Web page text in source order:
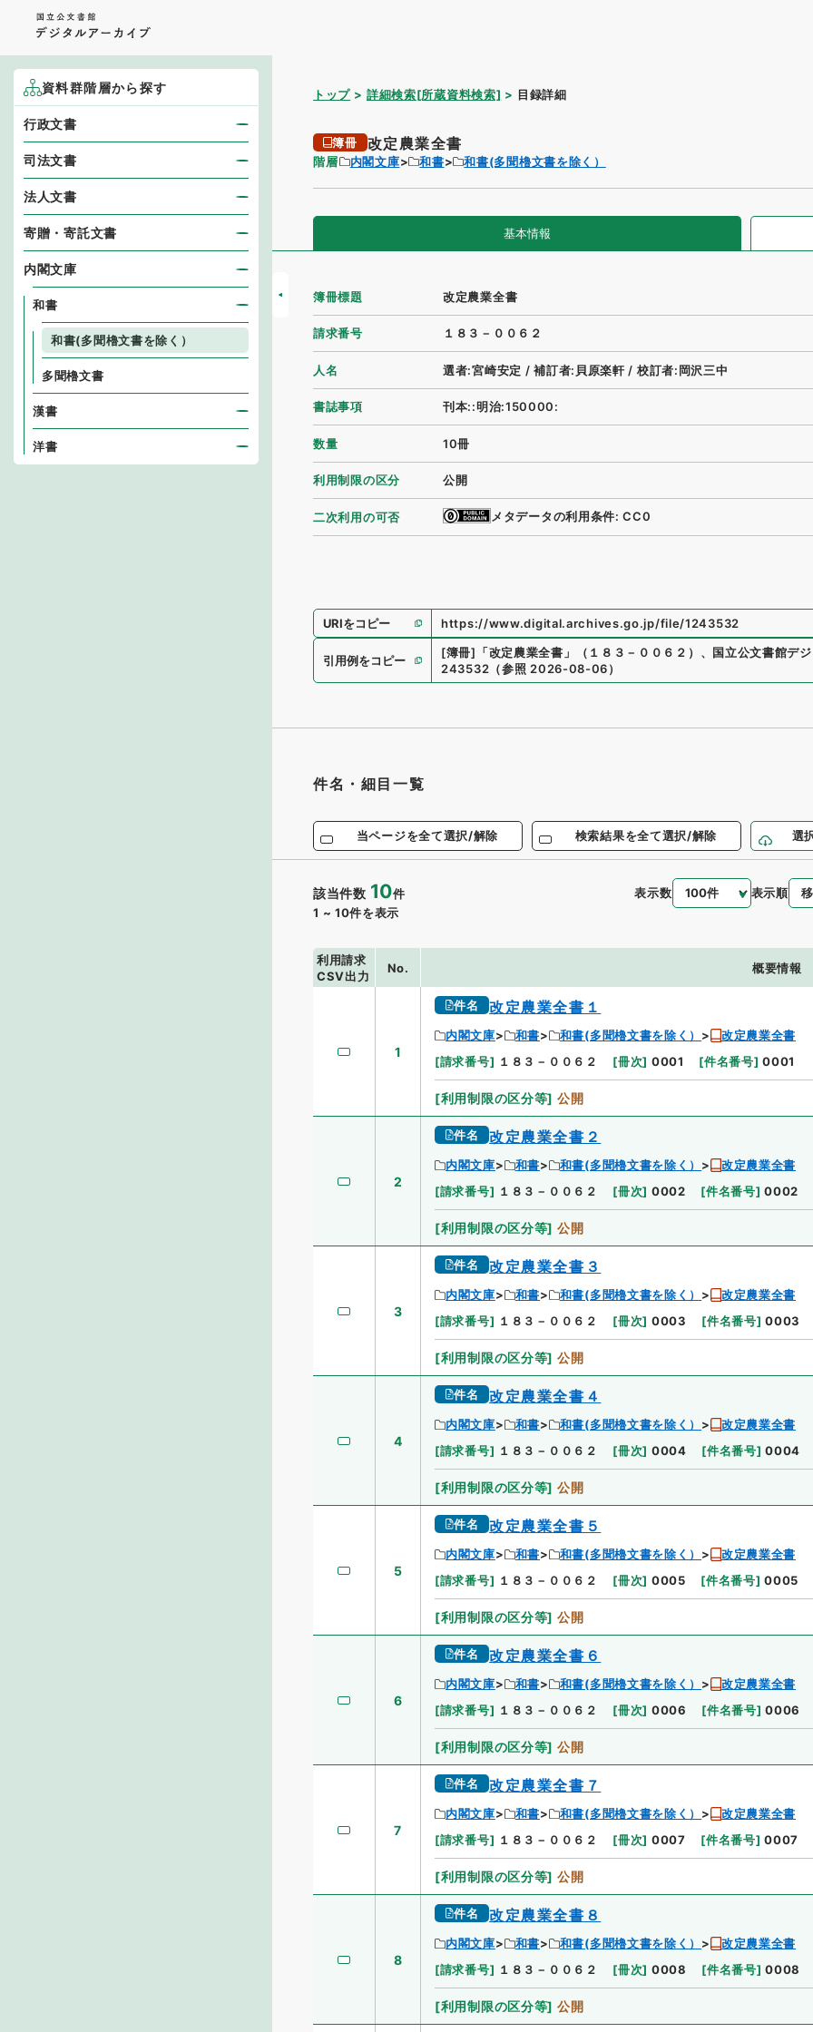
トップ 詳細検索[所蔵資料検索] 目録詳細
簿冊 改定農業全書
階層 内閣文庫 和書 和書(多聞櫓文書を除く）
基本情報
簿冊標題 改定農業全書
請求番号 １８３－００６２
人名 選者:宮崎安定 / 補訂者:貝原楽軒 / 校訂者:岡沢三中
書誌事項 刊本::明治:150000:
数量 10冊
利用制限の区分 公開
二次利用の可否 メタデータの利用条件: CC0
URIをコピー https://www.digital.archives.go.jp/file/1243532
引用例をコピー
[簿冊] 「改定農業全書 」 （ １８３－００６２ ） 、 国立公文書館デ
243532 （参照 2026-08-06）
件名・細目一覧
当ページを全て選択/解除 検索結果を全て選択/解除 選
該当件数 10件
1 ~ 10件を表示
表示数 表示順
利用請求
CSV出力
No. 概要情報
1
件名 改定農業全書１
内閣文庫 和書 和書(多聞櫓文書を除く）
改定農業全書
[請求番号] １８３－００６２ [冊次] 0001 [件名番号] 0001
[利用制限の区分等] 公開
2
件名 改定農業全書２
内閣文庫 和書 和書(多聞櫓文書を除く）
改定農業全書
[請求番号] １８３－００６２ [冊次] 0002 [件名番号] 0002
[利用制限の区分等] 公開
3
件名 改定農業全書３
内閣文庫 和書 和書(多聞櫓文書を除く）
改定農業全書
[請求番号] １８３－００６２ [冊次] 0003 [件名番号] 0003
[利用制限の区分等] 公開
4
件名 改定農業全書４
内閣文庫 和書 和書(多聞櫓文書を除く）
改定農業全書
[請求番号] １８３－００６２ [冊次] 0004 [件名番号] 0004
[利用制限の区分等] 公開
5
件名 改定農業全書５
内閣文庫 和書 和書(多聞櫓文書を除く）
改定農業全書
[請求番号] １８３－００６２ [冊次] 0005 [件名番号] 0005
[利用制限の区分等] 公開
6
件名 改定農業全書６
内閣文庫 和書 和書(多聞櫓文書を除く）
改定農業全書
[請求番号] １８３－００６２ [冊次] 0006 [件名番号] 0006
[利用制限の区分等] 公開
7
件名 改定農業全書７
内閣文庫 和書 和書(多聞櫓文書を除く）
改定農業全書
[請求番号] １８３－００６２ [冊次] 0007 [件名番号] 0007
[利用制限の区分等] 公開
8
件名 改定農業全書８
内閣文庫 和書 和書(多聞櫓文書を除く）
改定農業全書
[請求番号] １８３－００６２ [冊次] 0008 [件名番号] 0008
[利用制限の区分等] 公開
資料群階層から探す
行政文書
司法文書
法人文書
寄贈・寄託文書
内閣文庫
和書
和書(多聞櫓文書を除く）
多聞櫓文書
漢書
洋書